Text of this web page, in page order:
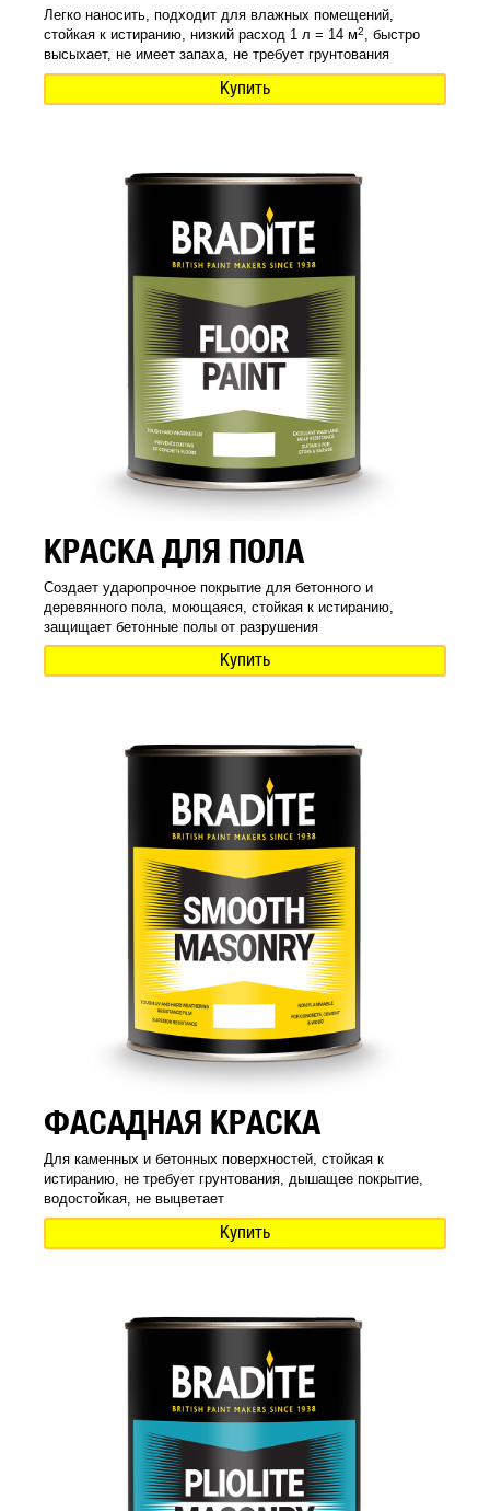
Легко наносить, подходит для влажных помещений,
стойкая к истиранию, низкий расход 1 л = 14 м2, быстро
высыхает, не имеет запаха, не требует грунтования
Купить
КРАСКА ДЛЯ ПОЛА
Создает ударопрочное покрытие для бетонного и
деревянного пола, моющаяся, стойкая к истиранию,
защищает бетонные полы от разрушения
Купить
ФАСАДНАЯ КРАСКА
Для каменных и бетонных поверхностей, стойкая к
истиранию, не требует грунтования, дышащее покрытие,
водостойкая, не выцветает
Купить